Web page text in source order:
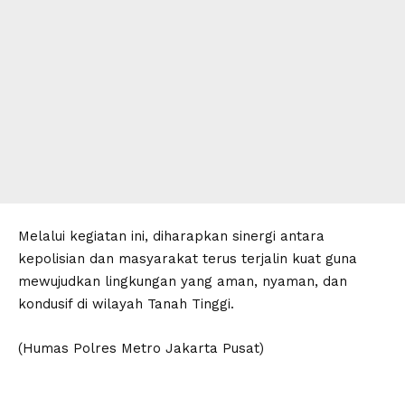
Melalui kegiatan ini, diharapkan sinergi antara
kepolisian dan masyarakat terus terjalin kuat guna
mewujudkan lingkungan yang aman, nyaman, dan
kondusif di wilayah Tanah Tinggi.
(Humas Polres Metro Jakarta Pusat)